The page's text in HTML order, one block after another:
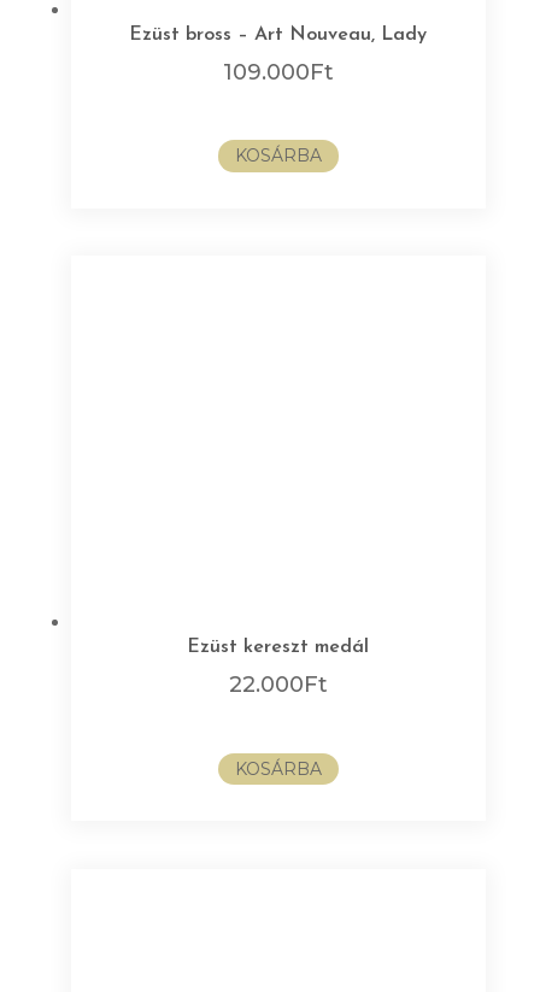
Ezüst bross – Art Nouveau, Lady
109.000Ft
KOSÁRBA
Ezüst kereszt medál
22.000Ft
KOSÁRBA